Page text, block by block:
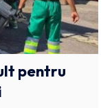
pentru